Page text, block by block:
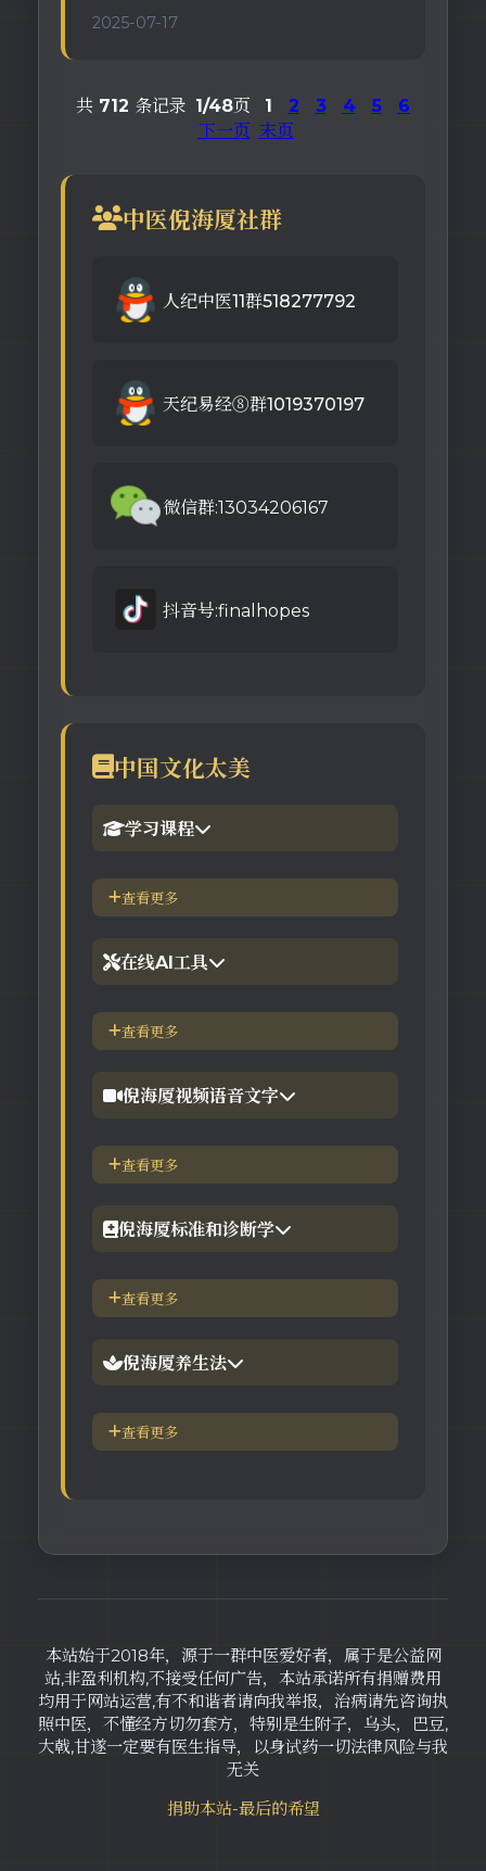
2025-07-17
共712 条记录 1/48页 1 2 3 4 5
6
下一页 末页
中医倪海厦社群
人纪中医11群518277792
天纪易经⑧群1019370197
微信群:13034206167
抖音号:finalhopes
中国文化太美
学习课程
1.倪海厦官网备份版
查看更多
在线AI工具
【工具】紫微斗数命理分析
查看更多
倪海厦视频语音文字
【视频】倪海厦-针灸大成
查看更多
倪海厦标准和诊断学
倪海厦简介-传奇人生
查看更多
倪海厦养生法
五脏逼毒法和易筋经
查看更多
本站始于2018年，源于一群中医爱好者，属于是公益网
站,非盈利机构,不接受任何广告，本站承诺所有捐赠费用
均用于网站运营,有不和谐者请向我举报，治病请先咨询执
照中医，不懂经方切勿套方，特别是生附子，乌头，巴豆,
大戟,甘遂一定要有医生指导，以身试药一切法律风险与我
无关
捐助本站-最后的希望